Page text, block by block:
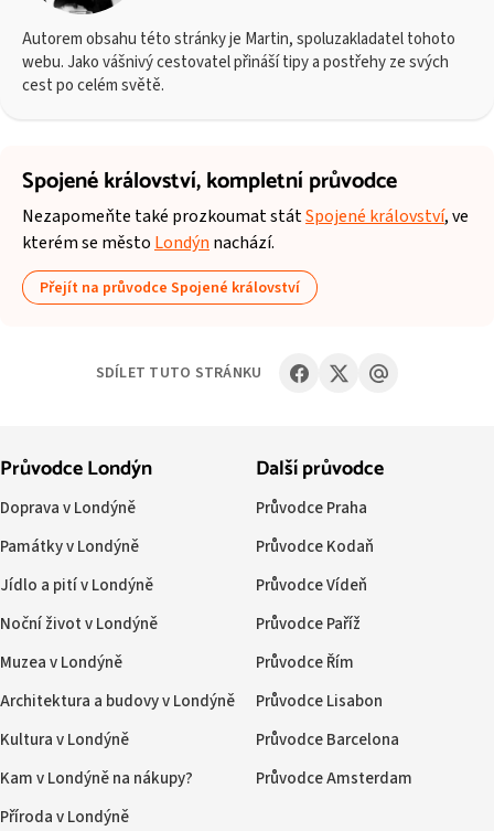
Autorem obsahu této stránky je Martin, spoluzakladatel tohoto
webu. Jako vášnivý cestovatel přináší tipy a postřehy ze svých
cest po celém světě.
Spojené království,kompletní průvodce
Nezapomeňte také prozkoumat státSpojené království, ve
kterém se městoLondýnnachází.
Přejít na průvodce Spojené království
SDÍLET TUTO STRÁNKU
Průvodce Londýn
Doprava v Londýně
Památky v Londýně
Jídlo a pití v Londýně
Noční život v Londýně
Muzea v Londýně
Architektura a budovy v Londýně
Kultura v Londýně
Kam v Londýně na nákupy?
Příroda v Londýně
Další průvodce
Průvodce Praha
Průvodce Kodaň
Průvodce Vídeň
Průvodce Paříž
Průvodce Řím
Průvodce Lisabon
Průvodce Barcelona
Průvodce Amsterdam